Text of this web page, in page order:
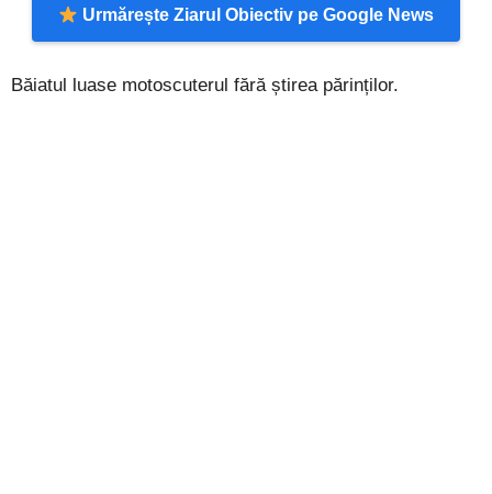
Urmărește Ziarul Obiectiv pe Google News
Băiatul luase motoscuterul fără știrea părinților.